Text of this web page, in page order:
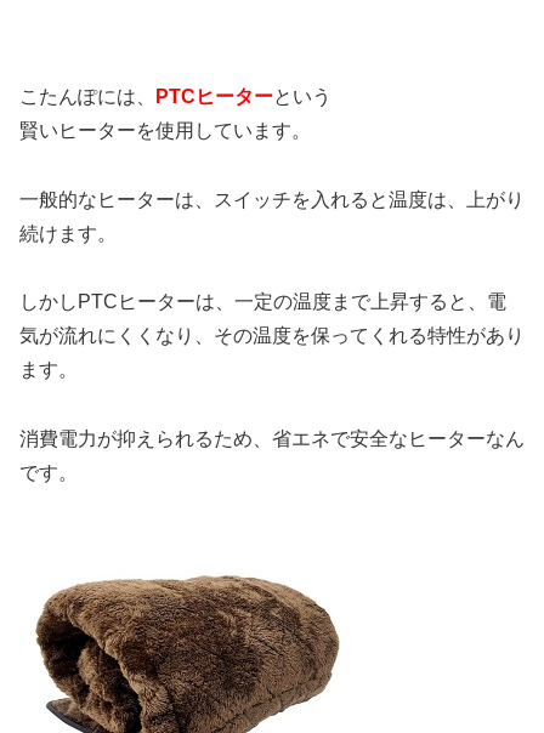
こたんぽには、 PTCヒーターという
賢いヒーターを使用しています。
一般的なヒーターは、スイッチを入れると温度は、上がり
続けます。
しかしPTCヒーターは、一定の温度まで上昇すると、電
気が流れにくくなり、その温度を保ってくれる特性があり
ます。
消費電力が抑えられるため、省エネで安全なヒーターなん
です。